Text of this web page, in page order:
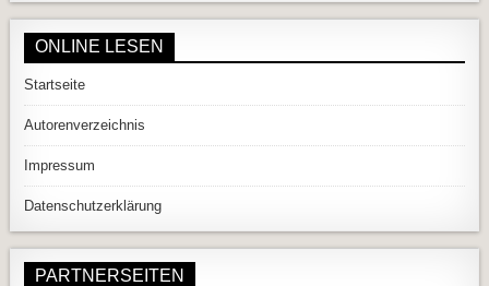
ONLINE LESEN
Startseite
Autorenverzeichnis
Impressum
Datenschutzerklärung
PARTNERSEITEN